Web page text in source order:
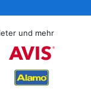
und mehr